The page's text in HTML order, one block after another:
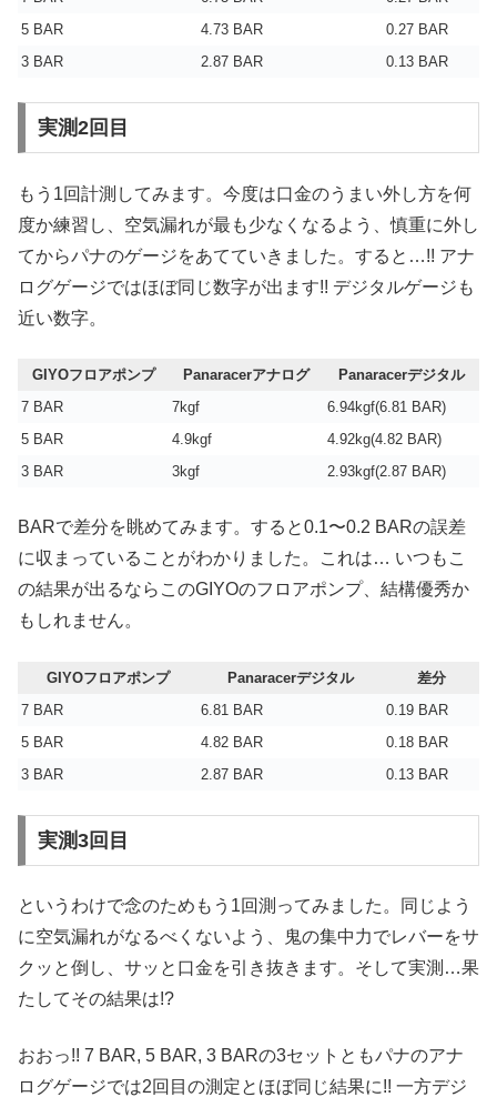
5 BAR
4.73 BAR
0.27 BAR
3 BAR
2.87 BAR 0.13 BAR
実測2回目
もう1回計測してみます。今度は口金のうまい外し方を何
度か練習し、空気漏れが最も少なくなるよう、慎重に外し
てからパナのゲージをあてていきました。すると…!! アナ
ログゲージではほぼ同じ数字が出ます!! デジタルゲージも
近い数字。
GIYOフロアポンプ Panaracerアナログ
Panaracerデジタル
7 BAR
7kgf
6.94kgf(6.81 BAR)
5 BAR
4.9kgf
4.92kg(4.82 BAR)
3 BAR
3kgf 2.93kgf(2.87 BAR)
BARで差分を眺めてみます。すると0.1〜0.2 BARの誤差
に収まっていることがわかりました。これは… いつもこ
の結果が出るならこのGIYOのフロアポンプ、結構優秀か
もしれません。
GIYOフロアポンプ Panaracerデジタル
差分
7 BAR
6.81 BAR
0.19 BAR
5 BAR
4.82 BAR
0.18 BAR
3 BAR
2.87 BAR 0.13 BAR
実測3回目
というわけで念のためもう1回測ってみました。同じよう
に空気漏れがなるべくないよう、鬼の集中力でレバーをサ
クッと倒し、サッと口金を引き抜きます。そして実測…果
たしてその結果は!?
おおっ!! 7 BAR, 5 BAR, 3 BARの3セットともパナのアナ
ログゲージでは2回目の測定とほぼ同じ結果に!! 一方デジ